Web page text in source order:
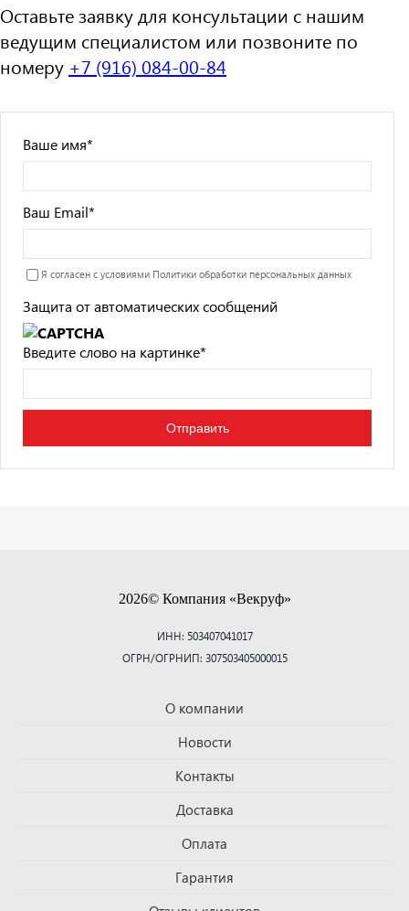
Оставьте заявку для консультации с нашим
ведущим специалистом или позвоните по
номеру +7 (916) 084-00-84
Ваше имя*
Ваш Email*
Я согласен с условиями Политики обработки персональных данных
Защита от автоматических сообщений
Введите слово на картинке*
2026© Компания «Векруф»
ИНН: 503407041017
ОГРН/ОГРНИП: 307503405000015
О компании
Новости
Контакты
Доставка
Оплата
Гарантия